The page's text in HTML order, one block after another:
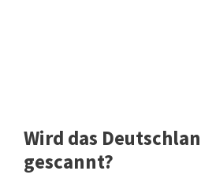
Wird das
gescannt?